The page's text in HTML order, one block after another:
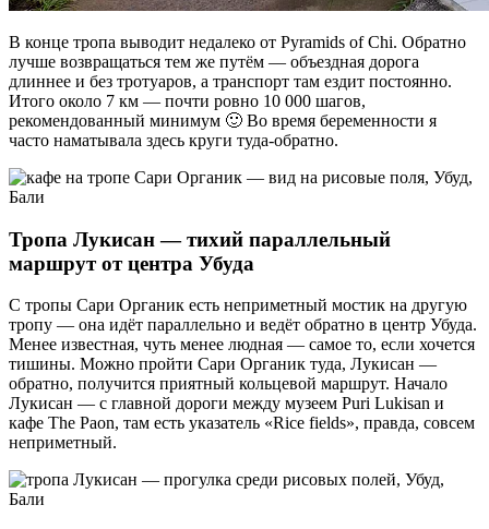
В конце тропа выводит недалеко от Pyramids of Chi. Обратно
лучше возвращаться тем же путём — объездная дорога
длиннее и без тротуаров, а транспорт там ездит постоянно.
Итого около 7 км — почти ровно 10 000 шагов,
рекомендованный минимум 🙂 Во время беременности я
часто наматывала здесь круги туда-обратно.
Тропа Лукисан — тихий параллельный
маршрут от центра Убуда
С тропы Сари Органик есть неприметный мостик на другую
тропу — она идёт параллельно и ведёт обратно в центр Убуда.
Менее известная, чуть менее людная — самое то, если хочется
тишины. Можно пройти Сари Органик туда, Лукисан —
обратно, получится приятный кольцевой маршрут. Начало
Лукисан — с главной дороги между музеем Puri Lukisan и
кафе The Paon, там есть указатель «Rice fields», правда, совсем
неприметный.